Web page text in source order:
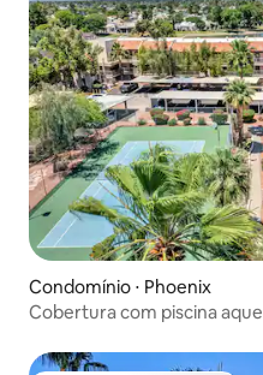
Condomínio ⋅ Phoenix
Cobertura com piscina